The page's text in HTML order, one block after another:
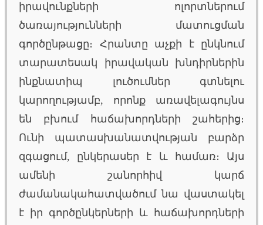
իրավունքների ոլորտներում
ծառայությունների մատուցման
գործընթացը։ Հրանտը աչքի է ընկնում
տարատեսակ իրավական խնդիրներին
ինքնատիպ լուծումներ գտնելու
կարողությամբ, որոնք առավելագույնս
են բխում հաճախորդների շահերից։
Ունի պատասխանատվության բարձր
զգացում, ընկերասեր է և համառ։ Այս
ամենի շանորհիվ կարճ
ժամանակահատվածում նա վաստակել
է իր գործընկերների և հաճախորդների